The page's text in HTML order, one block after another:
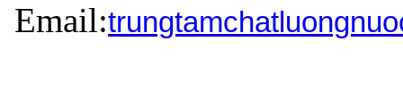
Email: